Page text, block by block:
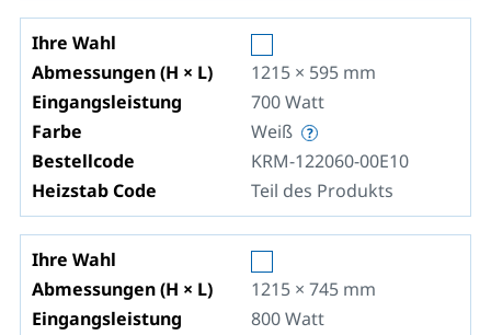
Ihre Wahl
Abmessungen (H × L)
1215 × 595 mm
Eingangsleistung
700Watt
Farbe
Weiß
Bestellcode
KRM-122060-00E10
Heizstab Code
Teil des Produkts
Ihre Wahl
Abmessungen (H × L)
1215 × 745 mm
Eingangsleistung
800Watt